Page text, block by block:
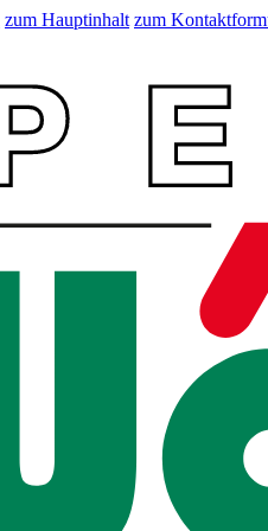
zum Hauptinhalt zum